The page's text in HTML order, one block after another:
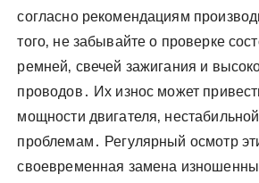
согласно рекомендациям
того‚ не забывайте о проверке
ремней‚ свечей зажигания и
проводов․ Их износ может
мощности двигателя‚
проблемам․ Регулярный осмотр
своевременная замена